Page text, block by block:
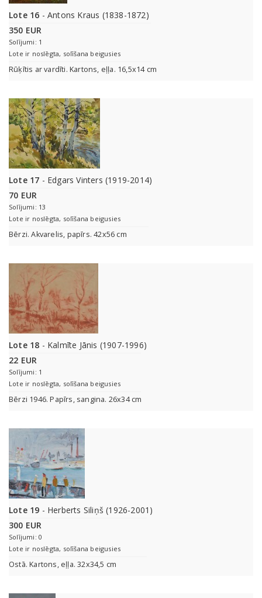
Lote 16 - Antons Kraus (1838-1872)
350 EUR
Solījumi: 1
Lote ir noslēgta, solīšana beigusies
Rūķītis ar vardīti. Kartons, eļļa. 16,5x14 cm
Lote 17 - Edgars Vinters (1919-2014)
70 EUR
Solījumi: 13
Lote ir noslēgta, solīšana beigusies
Bērzi. Akvarelis, papīrs. 42x56 cm
Lote 18 - Kalmīte Jānis (1907-1996)
22 EUR
Solījumi: 1
Lote ir noslēgta, solīšana beigusies
Bērzi 1946. Papīrs, sangina. 26x34 cm
Lote 19 - Herberts Siliņš (1926-2001)
300 EUR
Solījumi: 0
Lote ir noslēgta, solīšana beigusies
Ostā. Kartons, eļļa. 32x34,5 cm